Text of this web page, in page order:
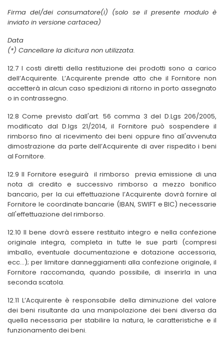
Firma del/dei consumatore(i) (solo se il presente modulo è
inviato in versione cartacea)
Data
(*) Cancellare la dicitura non utilizzata.
12.7 I costi diretti della restituzione dei prodotti sono a carico
dell’Acquirente. L’Acquirente prende atto che il Fornitore non
accetterà in alcun caso spedizioni di ritorno in porto assegnato
o in contrassegno.
12.8 Come previsto dall'art. 56 comma 3 del D.Lgs 206/2005,
modificato dal D.lgs 21/2014, il Fornitore può sospendere il
rimborso fino al ricevimento dei beni oppure fino all'avvenuta
dimostrazione da parte dell’Acquirente di aver rispedito i beni
al Fornitore.
12.9 Il Fornitore eseguirà il rimborso previa emissione di una
nota di credito e successivo rimborso a mezzo bonifico
bancario, per la cui effettuazione l’Acquirente dovrà fornire al
Fornitore le coordinate bancarie (IBAN, SWIFT e BIC) necessarie
all'effettuazione del rimborso.
12.10 Il bene dovrà essere restituito integro e nella confezione
originale integra, completa in tutte le sue parti (compresi
imballo, eventuale documentazione e dotazione accessoria,
ecc...); per limitare danneggiamenti alla confezione originale, il
Fornitore raccomanda, quando possibile, di inserirla in una
seconda scatola.
12.11 L’Acquirente è responsabile della diminuzione del valore
dei beni risultante da una manipolazione dei beni diversa da
quella necessaria per stabilire la natura, le caratteristiche e il
funzionamento dei beni.